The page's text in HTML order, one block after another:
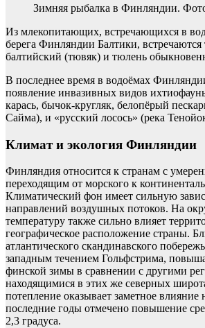
Зимняя рыбалка в Финляндии.
Из млекопитающих, встречающихся в
берега Финляндии Балтики,
балтийский (тювяк) и тюлень
В последнее время в водоёмах
появление инвазивных видов
карась, бычок-кругляк, белопёрый
Сайма), и «русский лосось» (река
Климат и экология Финляндии
Финляндия относится к странам с
переходящим от морского к
Климатический фон имеет сильную
направлений воздушных потоков. На
температуру также сильно влияет
географическое расположение страны.
атлантического скандинавского
западным течением Гольфстрима,
финской зимы в сравнении с другими
находящимися в этих же северных
потепление оказывает заметное
последние годы отмечено повышение
2,3 градуса.